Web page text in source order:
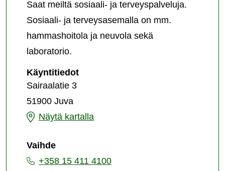
Saat meiltä sosiaali- ja terveyspalveluja.
Sosiaali- ja terveysasemalla on mm.
hammashoitola ja neuvola sekä
laboratorio.
KäyntitiedotJuvan
Sairaalatie 3
51900 Juva
Näytä kartalla
Juvan
ja
terveysasema
Vaihde
+358 15 411 4100